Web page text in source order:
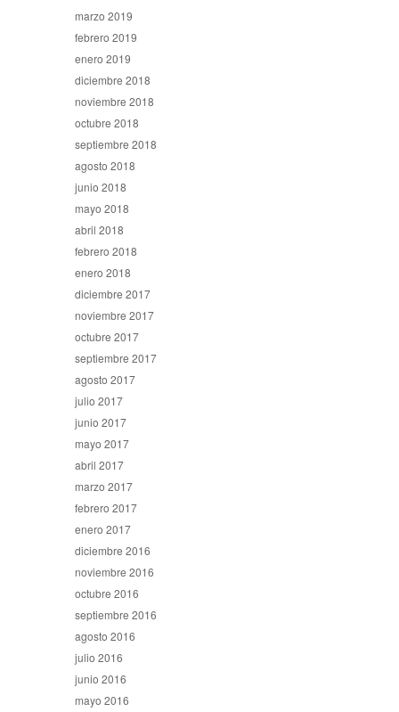
marzo 2019
febrero 2019
enero 2019
diciembre 2018
noviembre 2018
octubre 2018
septiembre 2018
agosto 2018
junio 2018
mayo 2018
abril 2018
febrero 2018
enero 2018
diciembre 2017
noviembre 2017
octubre 2017
septiembre 2017
agosto 2017
julio 2017
junio 2017
mayo 2017
abril 2017
marzo 2017
febrero 2017
enero 2017
diciembre 2016
noviembre 2016
octubre 2016
septiembre 2016
agosto 2016
julio 2016
junio 2016
mayo 2016